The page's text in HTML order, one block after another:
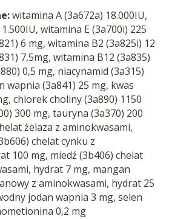
witamina A (3a672a) 18.000IU,
witamina E (3a700i) 225
6 mg, witamina B2 (3a825i) 12
7,5mg, witamina B12 (3a835)
0,5 mg, niacynamid (3a315)
(3a841) 25 mg, kwas
chlorek choliny (3a890) 1150
300 mg, tauryna (3a370) 200
żelaza z aminokwasami,
chelat cynku z
100 mg, miedź (3b406) chelat
hydrat 7 mg, mangan
z aminokwasami, hydrat 25
jodan wapnia 3 mg, selen
0,2 mg